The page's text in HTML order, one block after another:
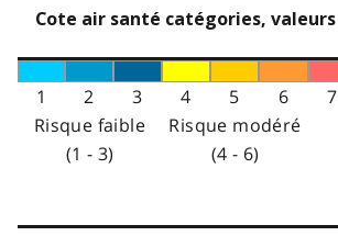
Cote air santé catégories, valeurs
1 2 3 4 5 6 7
Risque faible
(1 - 3)
Risque modéré
(4 - 6)